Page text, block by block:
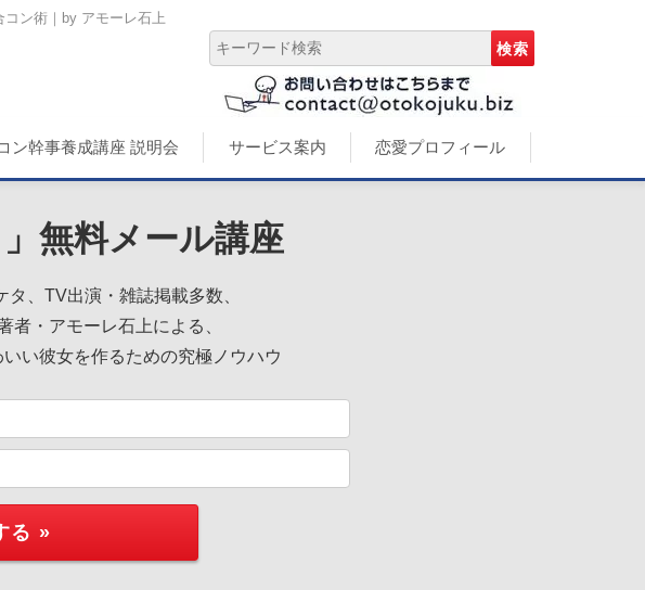
ン術｜by アモーレ石上
ン幹事養成講座 説明会 サービス案内 恋愛プロフィール
無料メール講座
、TV出演・雑誌掲載多数、
者・アモーレ石上による、
い彼女を作るための究極ノウハウ